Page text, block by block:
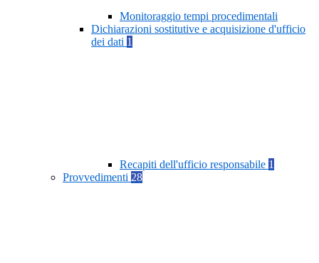
Monitoraggio tempi procedimentali
Dichiarazioni sostitutive e acquisizione d'ufficio
dei dati 1
Recapiti dell'ufficio responsabile 1
Provvedimenti 28